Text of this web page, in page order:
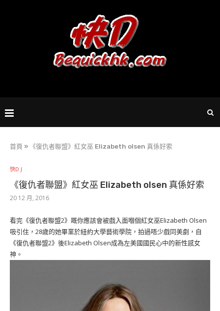
首頁 » 《復仇者聯盟》紅女巫 Elizabeth olsen 真係好索
快D J
《復仇者聯盟》紅女巫 Elizabeth olsen 真係好索
20 12 月, 2016
看完《復仇者聯盟2》嘅你應該會被戲入面嗰個紅女巫Elizabeth Olsen
吸引住，28歲的她畢業於紐約大學藝術學院，拍過唔少戲同美劇，自
《復仇者聯盟2》後Elizabeth Olsen成為左美國國民心中的新性感女
神。